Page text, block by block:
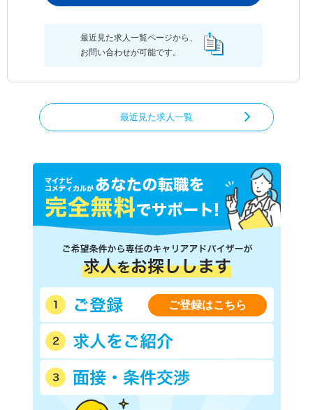
最近見た求人一覧ページから、
お問い合わせが可能です。
最近見た求人一覧
ご登録はこちら